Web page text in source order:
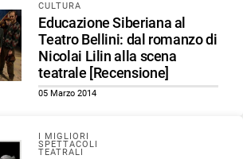
CULTURA
Educazione Siberiana al
Teatro Bellini: dal romanzo di
Nicolai Lilin alla scena
teatrale [Recensione]
05 Marzo 2014
I MIGLIORI
SPETTACOLI
TEATRALI